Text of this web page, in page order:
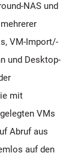
NAS und
VM-Import/-
und Desktop-
mit
VMs
Abruf aus
auf den